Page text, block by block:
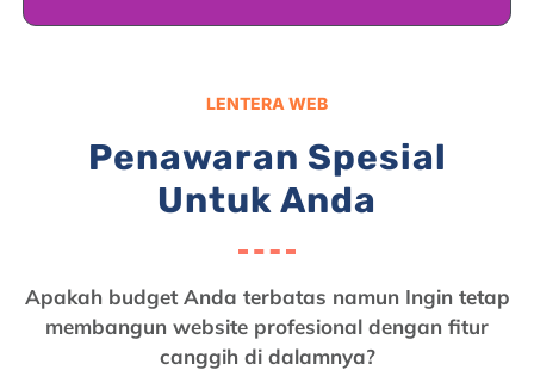
LENTERA WEB
Penawaran Spesial
Untuk Anda
Apakah budget Anda terbatas namun Ingin tetap
membangun website profesional dengan fitur
canggih di dalamnya?